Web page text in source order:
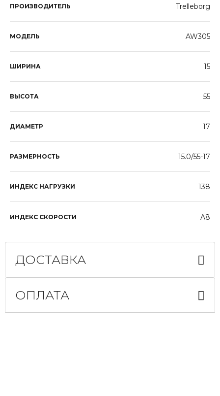
ПРОИЗВОДИТЕЛЬ Trelleborg
МОДЕЛЬ AW305
ШИРИНА 15
ВЫСОТА 55
ДИАМЕТР 17
РАЗМЕРНОСТЬ 15.0/55-17
ИНДЕКС НАГРУЗКИ 138
ИНДЕКС СКОРОСТИ A8
ДОСТАВКА
ОПЛАТА